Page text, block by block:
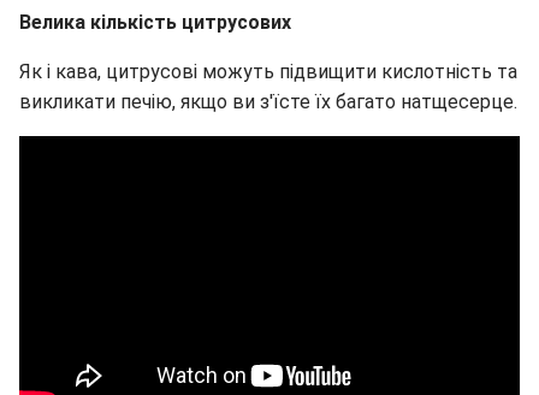
Велика кількість цитрусових
Як і кава, цитрусові можуть підвищити кислотність та
викликати печію, якщо ви з'їсте їх багато натщесерце.